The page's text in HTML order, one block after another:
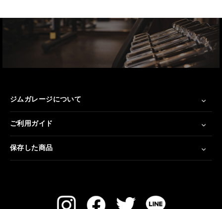
ジムガレージについて
ご利用ガイド
保存した商品